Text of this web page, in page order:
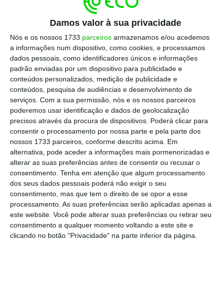
Damos valor à sua privacidade
Nós e os nossos 1733 parceiros armazenamos e/ou acedemos
a informações num dispositivo, como cookies, e processamos
dados pessoais, como identificadores únicos e informações
padrão enviadas por um dispositivo para publicidade e
conteúdos personalizados, medição de publicidade e
conteúdos, pesquisa de audiências e desenvolvimento de
serviços. Com a sua permissão, nós e os nossos parceiros
poderemos usar identificação e dados de geolocalização
precisos através da procura de dispositivos. Poderá clicar para
consentir o processamento por nossa parte e pela parte dos
nossos 1733 parceiros, conforme descrito acima. Em
alternativa, pode aceder a informações mais pormenorizadas e
alterar as suas preferências antes de consentir ou recusar o
consentimento. Tenha em atenção que algum processamento
dos seus dados pessoais poderá não exigir o seu
consentimento, mas que tem o direito de se opor a esse
processamento. As suas preferências serão aplicadas apenas a
este website. Você pode alterar suas preferências ou retirar seu
consentimento a qualquer momento voltando a este site e
clicando no botão "Privacidade" na parte inferior da página.
cibercrime, à qual o Fisco respondeu que
apenas em circunstâncias “muito excecionais”
seria feita a avaliação “casuística”.
Além
disso, só se o contribuinte provar que não
houve um “deficiente procedimento de
controlo interno” é que estas perdas poderão
ser consideradas.
Neste caso em específico, a empresa recebeu
um conjunto de emails falsos com faturas
com dados para pagamento que
aparentavam ter sido enviadas pelos
fornecedores habituais. Após perceber a
fraude, a empresa queria deduzir os custos
para efeitos de IRC, mas o Fisco não permitiu.
Na base da justificação está o facto deas
deduções partirem de gastos que serviram